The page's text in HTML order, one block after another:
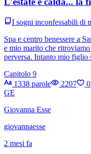
I sogni inconfessabili di
Spa e centro benessere a
e mio marito che
perversa. Intanto mio figlio
Capitolo 9
1338 parole
2207 0
GE
Giovanna Esse
giovannaesse
2 mesi fa